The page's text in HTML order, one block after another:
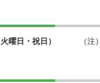
曜日・祝日） （注）1